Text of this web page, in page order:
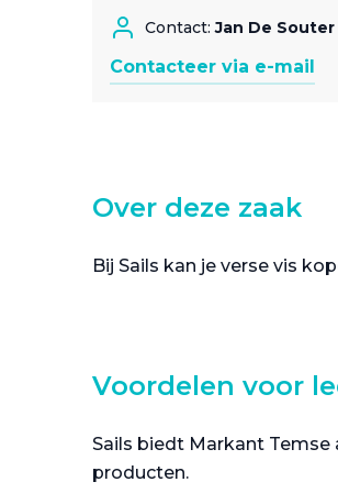
Contact:Jan De Souter
Contacteer via e-mail
Over deze zaak
Bij Sails kan je verse vis
Voordelen voor
Sails biedt Markant
producten.